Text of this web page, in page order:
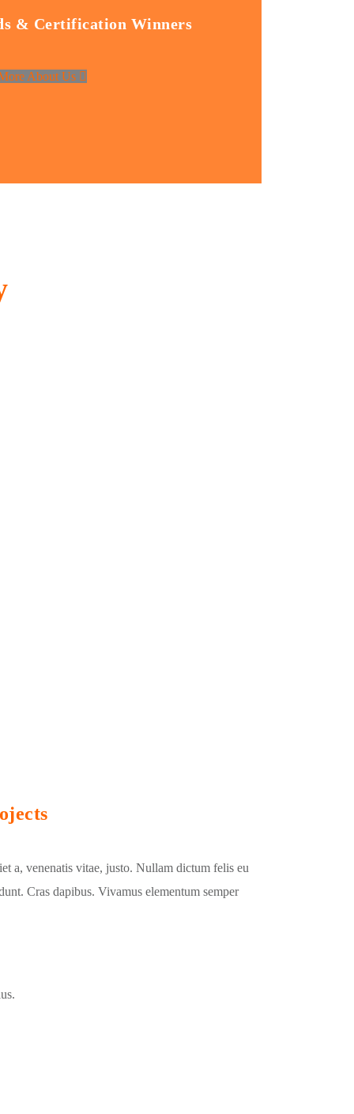
& Certification Winners
About Us
a, venenatis vitae, justo. Nullam dictum felis eu
Cras dapibus. Vivamus elementum semper